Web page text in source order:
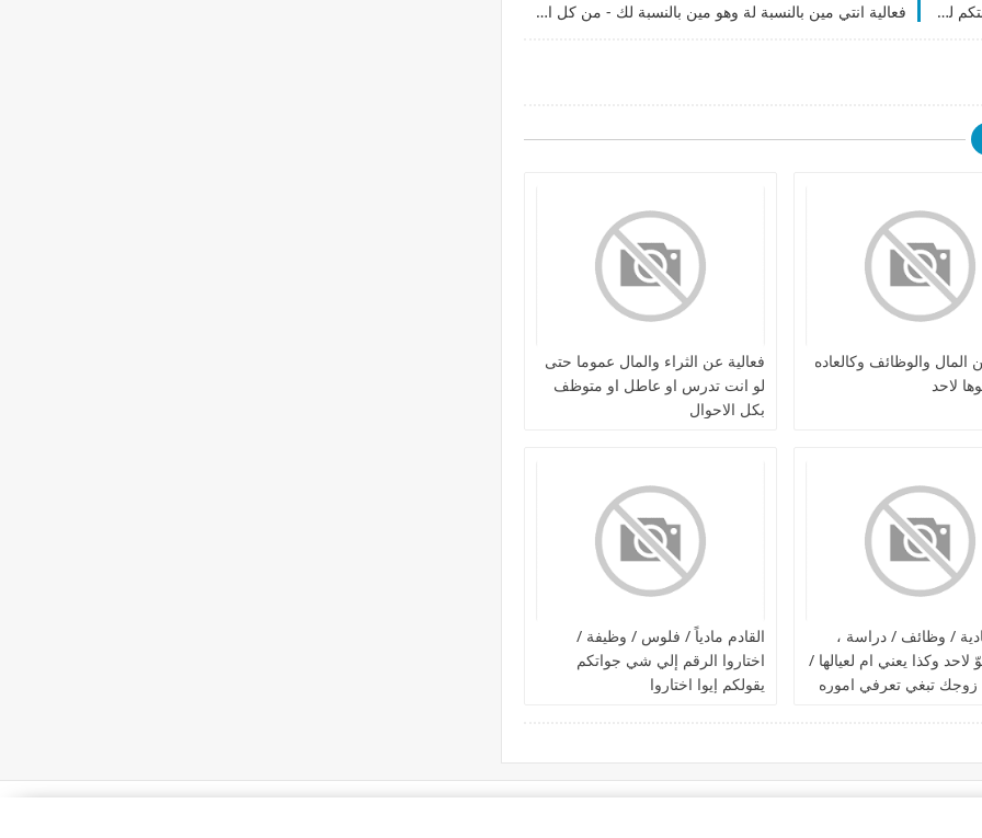
فعالية للمزز أطفالنا الكلبين اختاروا الصورة إلي عجبتكم لفتت نظركم ارتحتوا لها بيكون كل شي يطلع لنا نقولة القراءة للكل وجميع الطاقات فعالية انتي مين بالنسبة لة وهو مين بالنسبة لك - من كل النواحي كيف تشوفوا بعض سواء كنتوا علاقة رسمية /إعجاب /علاقة حب راح ندخل لعقلة الباطن وتفكيرة وقلبة
المال والوظائف وكالعاده
لاحد
فعالية عن الثراء والمال عموما حتى
لو انت تدرس او عاطل او متوظف
بكل الاحوال
/ وظائف / دراسة ،
لاحد وكذا يعني ام لعيالها /
زوجك تبغي تعرفي اموره
القادم مادياً / فلوس / وظيفة /
اختاروا الرقم إلي شي جواتكم
يقولكم إيوا اختاروا